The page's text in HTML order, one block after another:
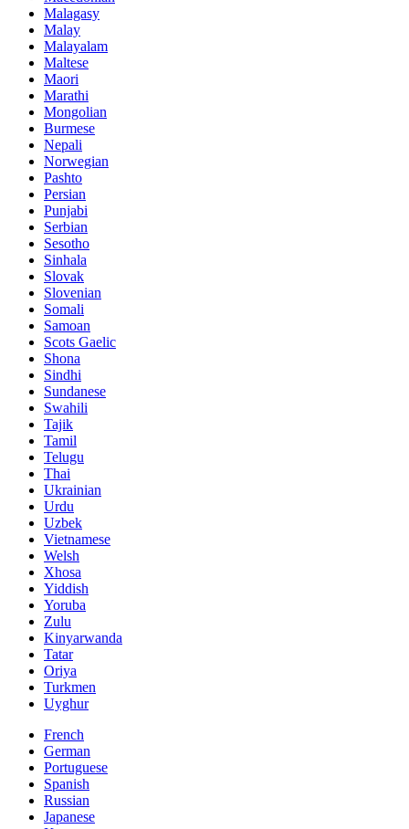
Malagasy
Malay
Malayalam
Maltese
Maori
Marathi
Mongolian
Burmese
Nepali
Norwegian
Pashto
Persian
Punjabi
Serbian
Sesotho
Sinhala
Slovak
Slovenian
Somali
Samoan
Scots Gaelic
Shona
Sindhi
Sundanese
Swahili
Tajik
Tamil
Telugu
Thai
Ukrainian
Urdu
Uzbek
Vietnamese
Welsh
Xhosa
Yiddish
Yoruba
Zulu
Kinyarwanda
Tatar
Oriya
Turkmen
Uyghur
French
German
Portuguese
Spanish
Russian
Japanese